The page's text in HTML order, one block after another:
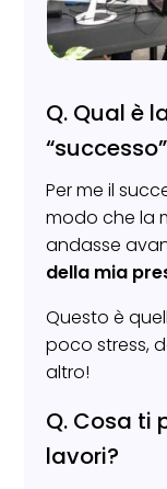
Q. Qual è
Per me il
modo che la
andasse
della mia
Questo è
poco stress,
altro!
Q. Cosa ti
lavori?